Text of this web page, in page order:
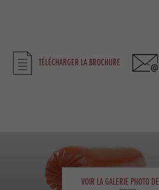
TÉLÉCHARGER LA BROCHURE
VOIR LA GALERIE PHOTO DE